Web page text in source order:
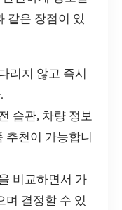
같은 장점이 있
리지 않고 즉시
습관, 차량 정보
추천이 가능합니
비교하면서 가
며 결정할 수 있